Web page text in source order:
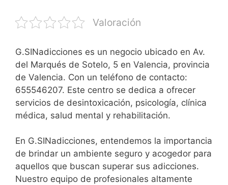
Valoración
G.SINadicciones es un negocio ubicado en Av.
del Marqués de Sotelo, 5 en Valencia, provincia
de Valencia. Con un teléfono de contacto:
655546207. Este centro se dedica a ofrecer
servicios de desintoxicación, psicología, clínica
médica, salud mental y rehabilitación.
En G.SINadicciones, entendemos la importancia
de brindar un ambiente seguro y acogedor para
aquellos que buscan superar sus adicciones.
Nuestro equipo de profesionales altamente